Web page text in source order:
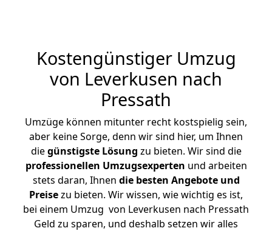
Kostengünstiger Umzug
von Leverkusen nach
Pressath
Umzüge können mitunter recht kostspielig sein,
aber keine Sorge, denn wir sind hier, um Ihnen
diegünstigste Lösung zu bieten. Wir sind die
professionellen Umzugsexperten und arbeiten
stets daran, Ihnen die besten Angebote und
Preisezu bieten. Wir wissen, wie wichtig es ist,
bei einem Umzug von Leverkusen nach Pressath
Geld zu sparen, und deshalb setzen wir alles